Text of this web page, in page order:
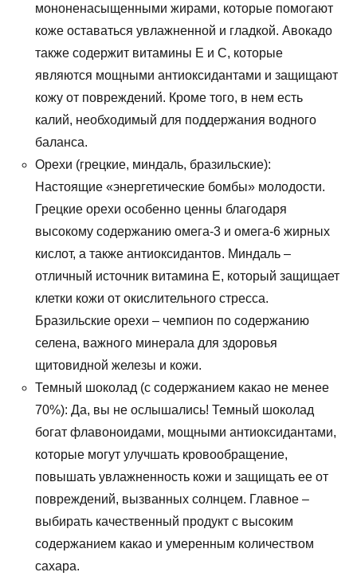
мононенасыщенными жирами, которые помогают
коже оставаться увлажненной и гладкой. Авокадо
также содержит витамины Е и С, которые
являются мощными антиоксидантами и защищают
кожу от повреждений. Кроме того, в нем есть
калий, необходимый для поддержания водного
баланса.
Орехи (грецкие, миндаль, бразильские):
Настоящие «энергетические бомбы» молодости.
Грецкие орехи особенно ценны благодаря
высокому содержанию омега-3 и омега-6 жирных
кислот, а также антиоксидантов. Миндаль –
отличный источник витамина Е, который защищает
клетки кожи от окислительного стресса.
Бразильские орехи – чемпион по содержанию
селена, важного минерала для здоровья
щитовидной железы и кожи.
Темный шоколад (с содержанием какао не менее
70%): Да, вы не ослышались! Темный шоколад
богат флавоноидами, мощными антиоксидантами,
которые могут улучшать кровообращение,
повышать увлажненность кожи и защищать ее от
повреждений, вызванных солнцем. Главное –
выбирать качественный продукт с высоким
содержанием какао и умеренным количеством
сахара.